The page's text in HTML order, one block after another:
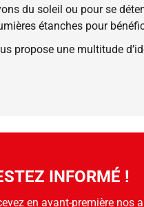
du soleil ou pour se
étanches pour
propose une multitude
INFORMÉ !
en avant-première nos